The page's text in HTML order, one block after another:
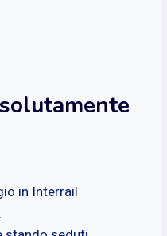
in Interrail